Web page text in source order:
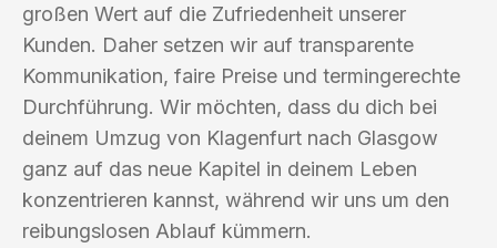
großen Wert auf die Zufriedenheit unserer
Kunden. Daher setzen wir auf transparente
Kommunikation, faire Preise und termingerechte
Durchführung. Wir möchten, dass du dich bei
deinem Umzug von Klagenfurt nach Glasgow
ganz auf das neue Kapitel in deinem Leben
konzentrieren kannst, während wir uns um den
reibungslosen Ablauf kümmern.